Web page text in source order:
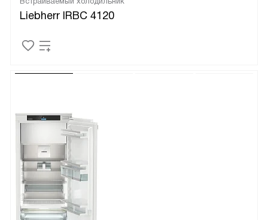
Liebherr IRBC 4120